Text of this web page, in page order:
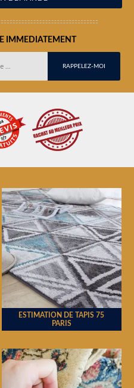
IMMEDIATEMENT
ESTIMATION DE TAPIS 75
PARIS